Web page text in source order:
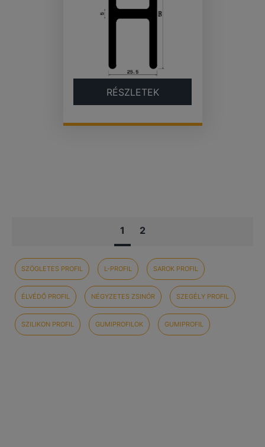
RÉSZLETEK
1 2
SZÖGLETES PROFIL L-PROFIL SAROK PROFIL
ÉLVÉDŐ PROFIL NÉGYZETES ZSINÓR SZEGÉLY PROFIL
SZILIKON PROFIL GUMIPROFILOK GUMIPROFIL